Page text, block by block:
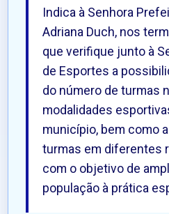
Indica à Senhora
Adriana Duch, nos
que verifique junto à
de Esportes a
do número de turmas
modalidades
município, bem como
turmas em diferentes
com o objetivo de
população à prática